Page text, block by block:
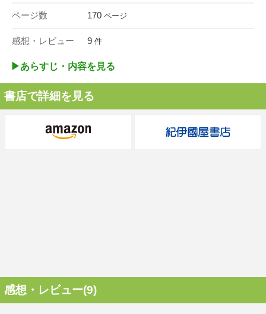
ページ数 170 ページ
感想・レビュー 9 件
▶︎あらすじ・内容を見る
書店で詳細を見る
感想・レビュー(9)